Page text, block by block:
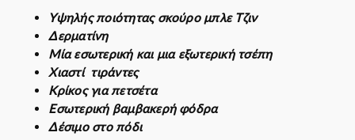
π
ο
σ
ό
τ
η
τ
Υψηλής ποιότητας σκούρο μπλε Τζιν
Δερματίνη
Μία εσωτερική και μια εξωτερική τσέπη
Χιαστί τιράντες
Κρίκος για πετσέτα
Εσωτερική βαμβακερή φόδρα
Δέσιμο στο πόδι